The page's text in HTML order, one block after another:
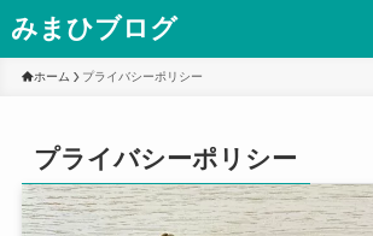
みまひブログ
ホーム プライバシーポリシー
プライバシーポリシー